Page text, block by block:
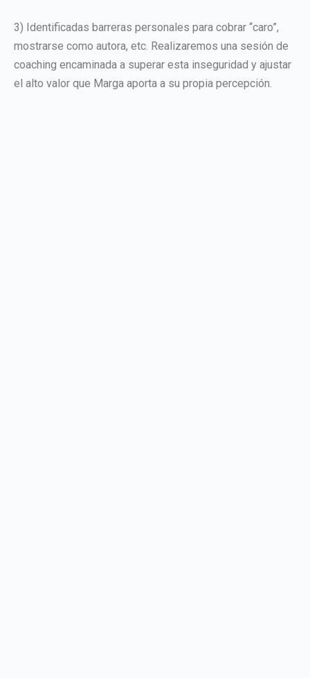
3) Identificadas barreras personales para cobrar “caro”,
mostrarse como autora, etc. Realizaremos una sesión de
coaching encaminada a superar esta inseguridad y ajustar
el alto valor que Marga aporta a su propia percepción.